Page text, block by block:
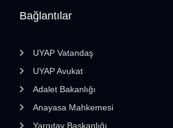
Bağlantılar
UYAP Vatandaş
UYAP Avukat
Adalet Bakanlığı
Anayasa Mahkemesi
Yargıtay Başkanlığı